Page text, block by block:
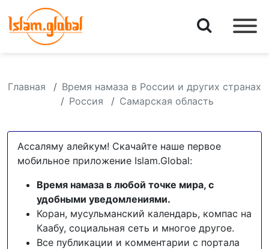
Главная
Время намаза в России и других странах
Россия
Самарская область
Ассаляму алейкум! Скачайте наше первое
мобильное приложение Islam.Global:
Время намаза в любой точке мира, с
удобными уведомлениями.
Коран, мусульманский календарь, компас на
Каабу, социальная сеть и многое другое.
Все публикации и комментарии с портала